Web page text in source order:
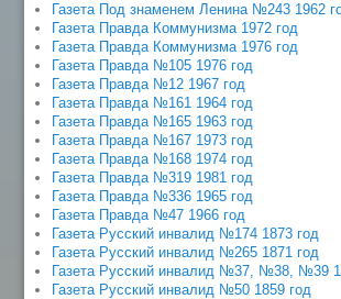
Газета Под знаменем Ленина №243 1962
Газета Правда Коммунизма 1972 год
Газета Правда Коммунизма 1976 год
Газета Правда №105 1976 год
Газета Правда №12 1967 год
Газета Правда №161 1964 год
Газета Правда №165 1963 год
Газета Правда №167 1973 год
Газета Правда №168 1974 год
Газета Правда №319 1981 год
Газета Правда №336 1965 год
Газета Правда №47 1966 год
Газета Русский инвалид №174 1873 год
Газета Русский инвалид №265 1871 год
Газета Русский инвалид №37, №38, №39
Газета Русский инвалид №50 1859 год